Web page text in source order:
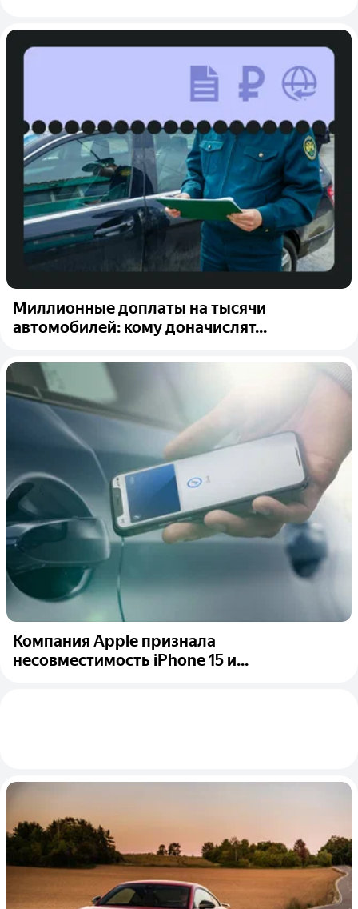
Миллионные доплаты на тысячи
автомобилей: кому доначислят...
Компания Apple признала
несовместимость iPhone 15 и...